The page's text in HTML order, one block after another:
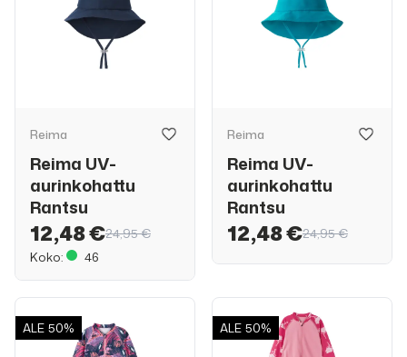
Reima
Reima UV-
aurinkohattu
Rantsu
12,48 €24,95 €
Koko:
46
Reima
Reima UV-
aurinkohattu
Rantsu
12,48 €24,95 €
ALE 50% ALE 50%